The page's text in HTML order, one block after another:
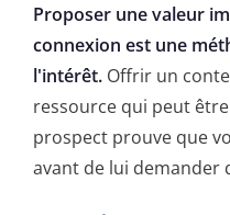
Proposer une valeur
connexion est une
l'intérêt. Offrir un
ressource qui peut
prospect prouve que
avant de lui demander